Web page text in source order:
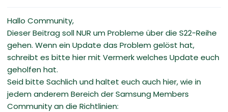
Hallo Community,
Dieser Beitrag soll NUR um Probleme über die S22-Reihe
gehen. Wenn ein Update das Problem gelöst hat,
schreibt es bitte hier mit Vermerk welches Update euch
geholfen hat.
Seid bitte Sachlich und haltet euch auch hier, wie in
jedem anderem Bereich der Samsung Members
Community an die Richtlinien: